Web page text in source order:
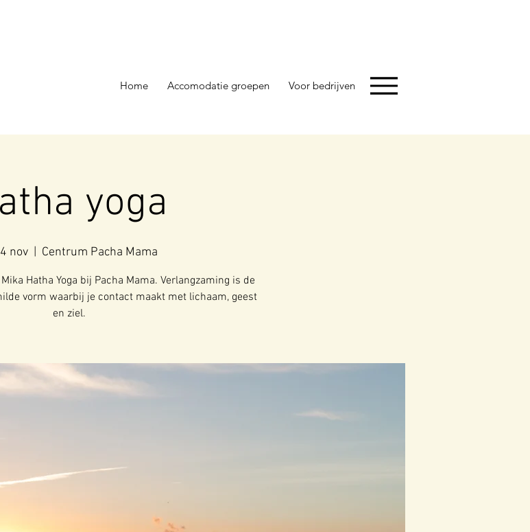
Home Accomodatie groepen Voor bedrijven
yoga
nov Centrum Pacha Mama
Hatha Yoga bij Pacha Mama. Verlangzaming is de
vorm waarbij je contact maakt met lichaam, geest
en ziel.